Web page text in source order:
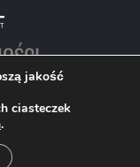
jakość
ciasteczek
.